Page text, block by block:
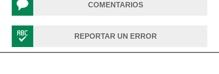
COMENTARIOS
REPORTAR UN ERROR